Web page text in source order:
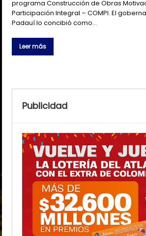
programa Construcción de Obras
Participación Integral – COMPI. El
Padauí lo concibió como…
Leer más
Publicidad